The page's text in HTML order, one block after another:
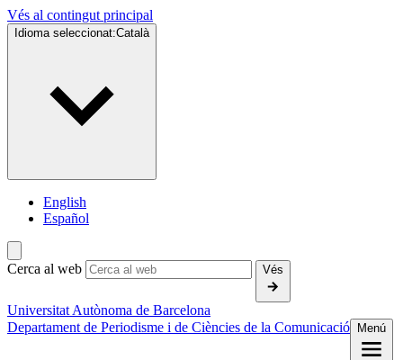
Vés al contingut principal
Idioma seleccionat:Català
English
Español
Cerca al web Vés
Universitat Autònoma de Barcelona
Departament de Periodisme i de Ciències de la Comunicació
Menú